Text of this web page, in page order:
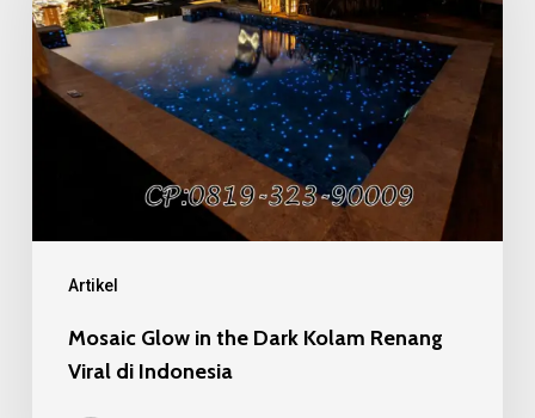
Artikel
the
Dark
Kolam
Renang
Mosaic Glow in the Dark Kolam Renang
Viral di Indonesia